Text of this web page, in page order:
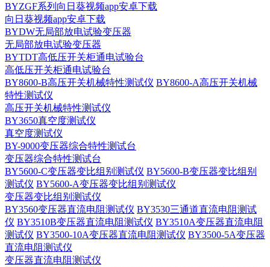
BYZGF系列向日葵视频app安卓下载
向日葵视频app安卓下载
BYDW无局部放电试验变压器
无局部放电试验变压器
BYTDT高低压开关柜通电试验台
高低压开关柜通电试验台
BY8600-B高压开关机械特性测试仪 BY8600-A高压开关机械
特性测试仪
高压开关机械特性测试仪
BY3650真空度测试仪
真空度测试仪
BY-9000变压器综合特性测试台
变压器综合特性测试台
BY5600-C变压器变比组别测试仪 BY5600-B变压器变比组别
测试仪 BY5600-A变压器变比组别测试仪
变压器变比组别测试仪
BY3560变压器直流电阻测试仪 BY3530三通道直流电阻测试
仪 BY3510B变压器直流电阻测试仪 BY3510A变压器直流电阻
测试仪 BY3500-10A变压器直流电阻测试仪 BY3500-5A变压器
直流电阻测试仪
变压器直流电阻测试仪